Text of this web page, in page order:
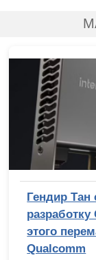
Гендир Тан
этого
Qualcomm